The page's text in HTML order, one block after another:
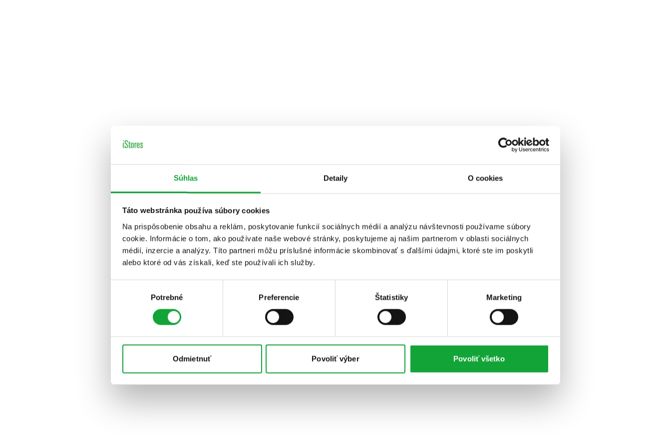
Súhlas Detaily O cookies
Táto webstránka používa súbory cookies
Na prispôsobenie obsahu a reklám, poskytovanie funkcií sociálnych médií a analýzu návštevnosti používame súbory
cookie. Informácie o tom, ako používate naše webové stránky, poskytujeme aj našim partnerom v oblasti sociálnych
médií, inzercie a analýzy. Títo partneri môžu príslušné informácie skombinovať s ďalšími údajmi, ktoré ste im poskytli
alebo ktoré od vás získali, keď ste používali ich služby.
Potrebné Preferencie Štatistiky Marketing
Odmietnuť Povoliť výber Povoliť všetko